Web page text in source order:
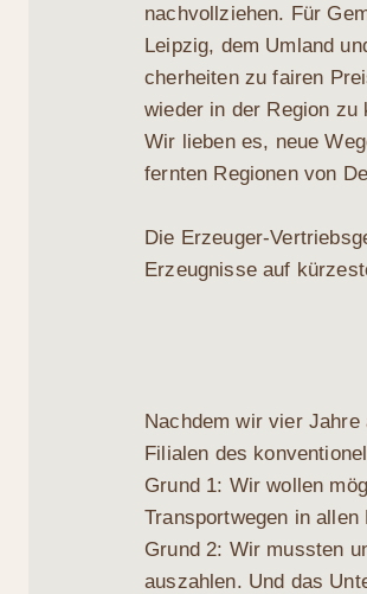
nach­voll­zie­hen. Für
Leip­zig, dem Umland
cher­hei­ten zu fai­ren
wie­der in der Regi­on
Wir lie­ben es, neue
fern­ten Regio­nen von
Die Erzeu­ger-
Erzeug­nis­se auf
Nach­dem wir vier
Filia­len des
Grund 1: Wir wol­len
Trans­port­we­gen in
Grund 2: Wir muss­ten
aus­zah­len. Und das